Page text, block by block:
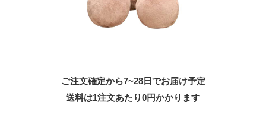
ご注文確定から7~28日でお届け予定
送料は1注文あたり0円かかります